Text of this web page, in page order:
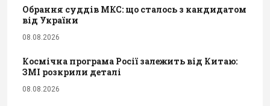
Обрання суддів МКС: що сталось з кандидатом
від України
08.08.2026
Космічна програма Росії залежить від Китаю:
ЗМІ розкрили деталі
08.08.2026